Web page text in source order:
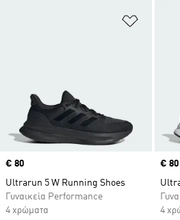
Price
€ 80
Ultrarun 5 W Running Shoes
Γυναικεία Performance
4 χρώματα
Price
€ 80
4